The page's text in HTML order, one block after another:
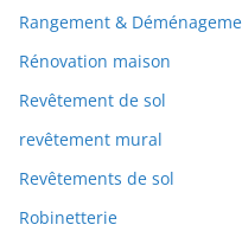
Rangement &
Rénovation maison
Revêtement de sol
revêtement mural
Revêtements de sol
Robinetterie